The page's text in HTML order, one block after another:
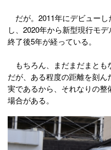
だが。2011年にデビューし
し、2020年から新型現行モ
終了後5年が経っている。
もちろん、まだまだまとも
だが、ある程度の距離を刻
実であるから、それなりの
場合がある。